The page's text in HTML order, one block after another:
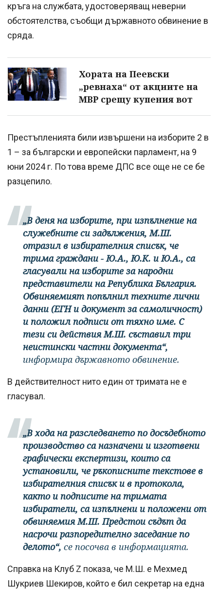
кръга на службата, удостоверяващ неверни
обстоятелства, съобщи държавното обвинение в
сряда.
Хората на Пеевски
„ревнаха“ от акциите на
МВР срещу купения вот
Престъпленията били извършени на изборите 2 в
1 – за български и европейски парламент, на 9
юни 2024 г. По това време ДПС все още не се бе
разцепило.
„В деня на изборите, при изпълнение на
служебните си задължения, М.Ш.
отразил в избирателния списък, че
трима граждани - Ю.А., Ю.К. и Ю.А., са
гласували на изборите за народни
представители на Република България.
Обвиняемият попълнил техните лични
данни (ЕГН и документ за самоличност)
и положил подписи от тяхно име. С
тези си действия М.Ш. съставил три
неистински частни документа“,
информира държавното обвинение.
В действителност нито един от тримата не е
гласувал.
„В хода на разследването по досъдебното
производство са назначени и изготвени
графически експертизи, които са
установили, че ръкописните текстове в
избирателния списък и в протокола,
както и подписите на тримата
избиратели, са изпълнени и положени от
обвиняемия М.Ш. Предстои съдът да
насрочи разпоредително заседание по
делото“, се посочва в информацията.
Справка на Клуб Z показа, че М.Ш. е Мехмед
Шукриев Шекиров, който е бил секретар на една